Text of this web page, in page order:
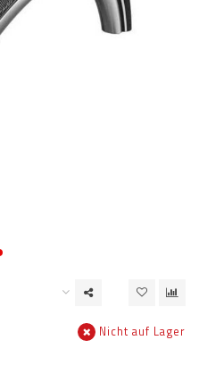
Nicht auf Lager